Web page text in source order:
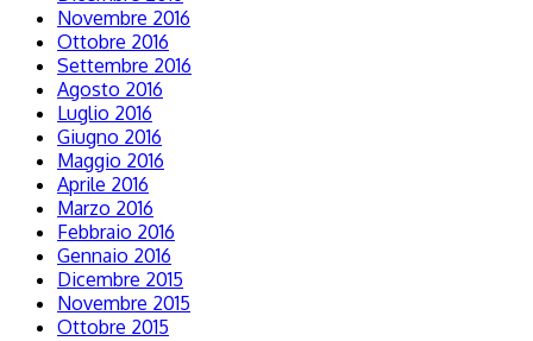
Novembre 2016
Ottobre 2016
Settembre 2016
Agosto 2016
Luglio 2016
Giugno 2016
Maggio 2016
Aprile 2016
Marzo 2016
Febbraio 2016
Gennaio 2016
Dicembre 2015
Novembre 2015
Ottobre 2015